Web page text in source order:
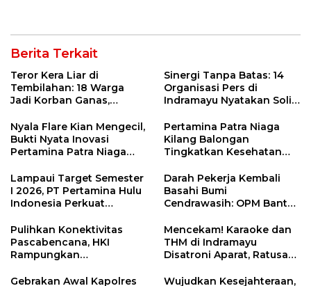
Berita Terkait
Teror Kera Liar di
Tembilahan: 18 Warga
Jadi Korban Ganas,
12 Jahitan!
Sinergi Tanpa Batas: 14
Organisasi Pers di
Indramayu Nyatakan Solid
Nyala Flare Kian Mengecil,
Bukti Nyata Inovasi
Pertamina Patra Niaga
Net Zero Emission 2060
Pertamina Patra Niaga
Kilang Balongan
Tingkatkan Kesehatan
Pemeriksaan Kesehatan
Rutin dan Edukasi
Perawatan Gigi
Lampaui Target Semester
I 2026, PT Pertamina Hulu
Indonesia Perkuat
Nasional Lewat Inovasi &
Keselamatan Kerja
Darah Pekerja Kembali
Basahi Bumi
Cendrawasih: OPM Bantai
di Tolikara!
Pulihkan Konektivitas
Pascabencana, HKI
Rampungkan
Lembah Anai dan Malalak
Mencekam! Karaoke dan
THM di Indramayu
Disatroni Aparat, Ratusan
Dites Urine!
Gebrakan Awal Kapolres Wujudkan Kesejahteraan,